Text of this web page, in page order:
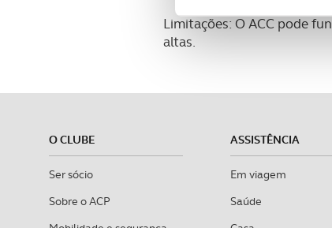
funcionalidades de
consentimento e
Realçamos que o
Consulte a política de
Limitações: O ACC pode
altas.
O CLUBE
Ser sócio
Sobre o ACP
ASSISTÊNCIA
Em viagem
Saúde